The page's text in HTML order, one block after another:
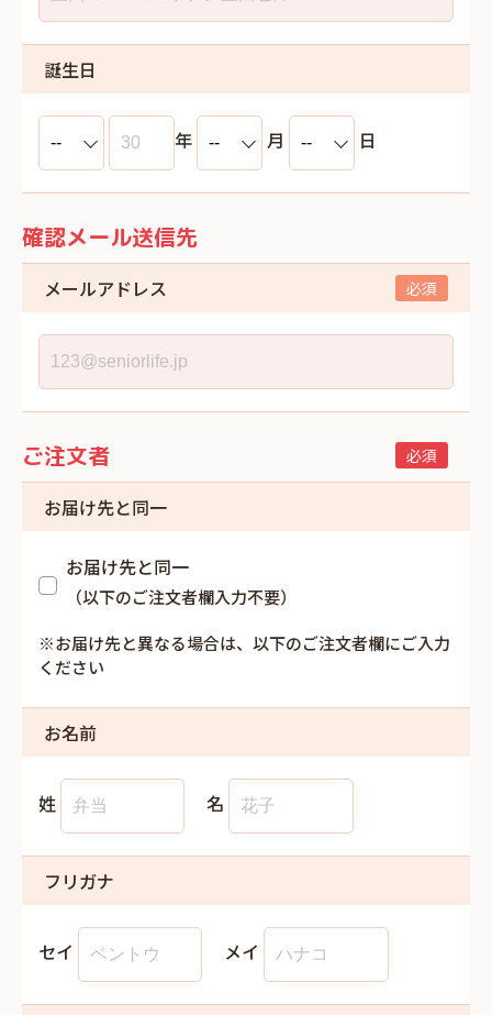
誕生日
年 月 日
確認メール送信先
メールアドレス
ご注文者
お届け先と同一
お届け先と同一
（以下のご注文者欄入力不要）
※お届け先と異なる場合は、以下のご注文者欄にご入力
ください
お名前
姓 名
フリガナ
セイ メイ